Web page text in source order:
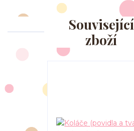
Související
zboží